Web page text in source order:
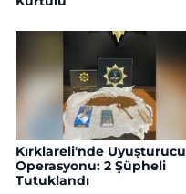
Kırklareli'nde Uyuşturucu
Operasyonu: 2 Şüpheli
Tutuklandı